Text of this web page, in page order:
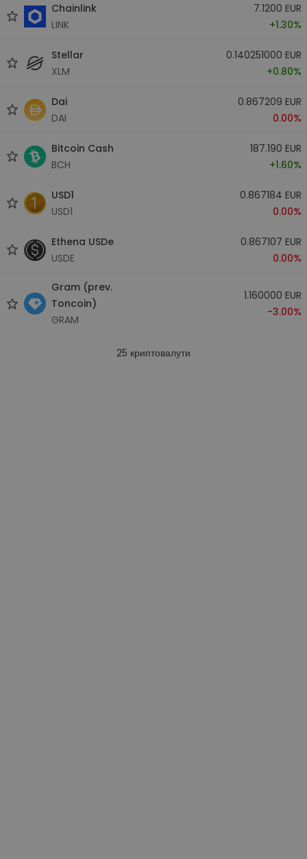
Chainlink
LINK
7.1200 EUR
+1.30%
Stellar
XLM
0.140251000 EUR
+0.80%
Dai
DAI
0.867209 EUR
0.00%
Bitcoin Cash
BCH
187.190 EUR
+1.60%
USD1
USD1
0.867184 EUR
0.00%
Ethena USDe
USDE
0.867107 EUR
0.00%
Gram (prev.
Toncoin)
GRAM
1.160000 EUR
-3.00%
25 криптовалути